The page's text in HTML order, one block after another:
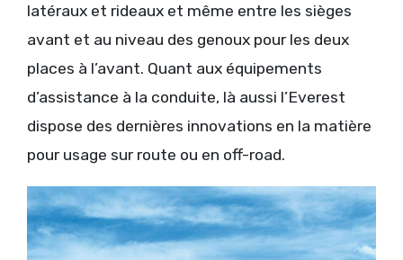
latéraux et rideaux et même entre les sièges
avant et au niveau des genoux pour les deux
places à l’avant. Quant aux équipements
d’assistance à la conduite, là aussi l’Everest
dispose des dernières innovations en la matière
pour usage sur route ou en off-road.